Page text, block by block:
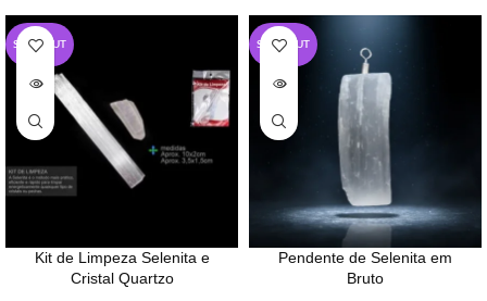
SOLD OUT
Kit de Limpeza Selenita e
Cristal Quartzo
SOLD OUT
Pendente de Selenita em
Bruto